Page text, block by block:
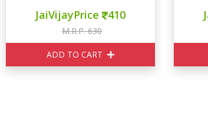
JaiVijayPrice 410
M.R.P. 630
ADD TO CART